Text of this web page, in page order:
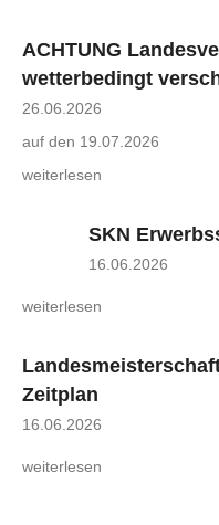
ACHTUNG
wetterbedingt
26.06.2026
auf den 19.07.2026
weiterlesen
SKN
16.06.2026
weiterlesen
Zeitplan
16.06.2026
weiterlesen